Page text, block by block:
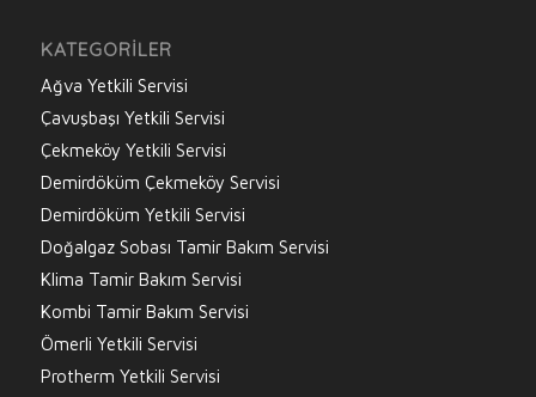
KATEGORILER
Ağva Yetkili Servisi
Çavuşbaşı Yetkili Servisi
Çekmeköy Yetkili Servisi
Demirdöküm Çekmeköy Servisi
Demirdöküm Yetkili Servisi
Doğalgaz Sobası Tamir Bakım Servisi
Klima Tamir Bakım Servisi
Kombi Tamir Bakım Servisi
Ömerli Yetkili Servisi
Protherm Yetkili Servisi